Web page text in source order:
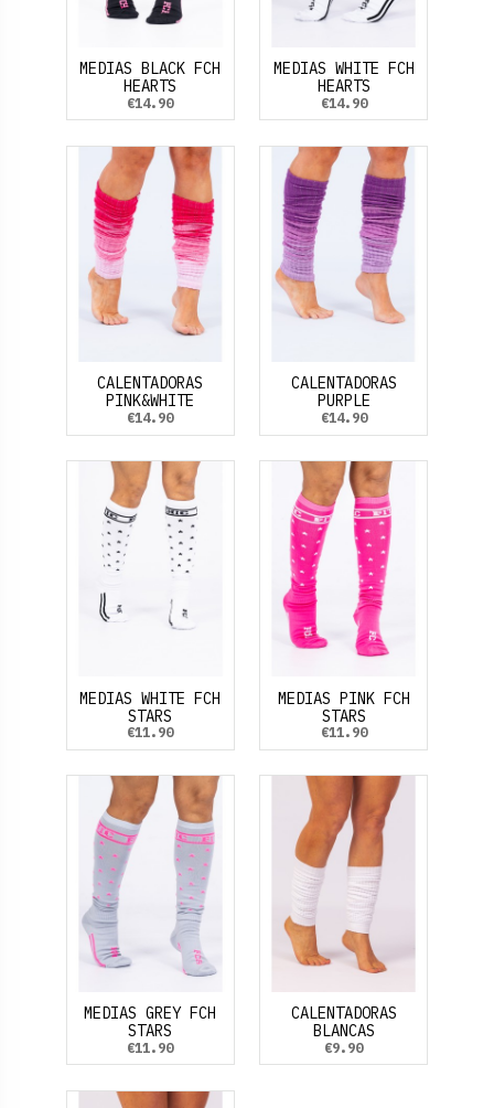
MEDIAS BLACK FCH
HEARTS
€14.90
MEDIAS WHITE FCH
HEARTS
€14.90
CALENTADORAS
PINK&WHITE
€14.90
CALENTADORAS
PURPLE
€14.90
MEDIAS WHITE FCH
STARS
€11.90
MEDIAS PINK FCH
STARS
€11.90
MEDIAS GREY FCH
STARS
€11.90
CALENTADORAS
BLANCAS
€9.90